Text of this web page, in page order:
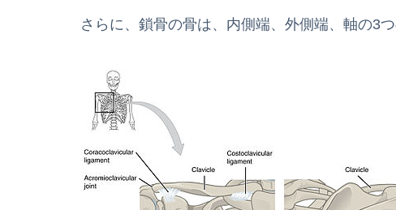
さらに、鎖骨の骨は、内側端、外側端、軸の3